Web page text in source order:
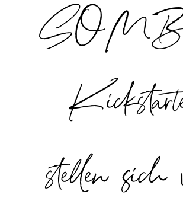
stellen sich